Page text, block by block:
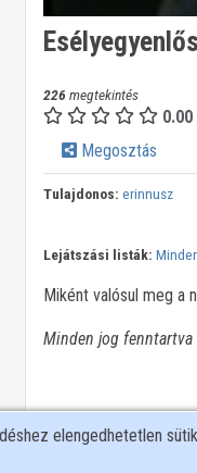
226 megtekintés
0.00
Megosztás
Tulajdonos: erinnusz
Lejátszási listák:
Miként valósul meg a
Minden jog fenntartva
elengedhetetlen